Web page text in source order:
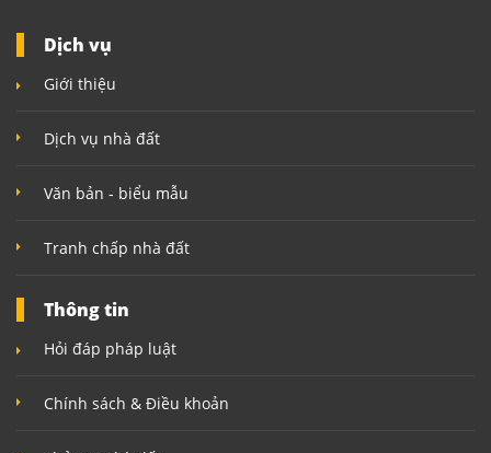
Dịch vụ
Giới thiệu
Dịch vụ nhà đất
Văn bản - biểu mẫu
Tranh chấp nhà đất
Thông tin
Hỏi đáp pháp luật
Chính sách & Điều khoản